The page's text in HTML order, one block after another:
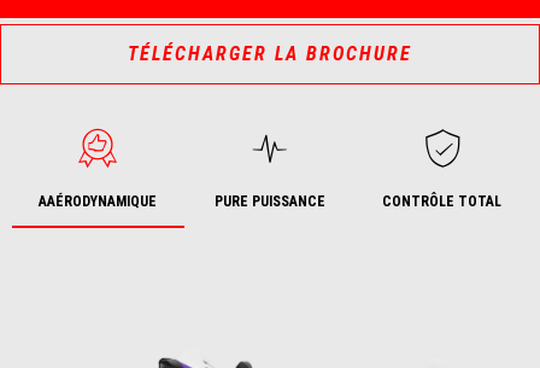
TÉLÉCHARGER LA BROCHURE
AAÉRODYNAMIQUE PURE PUISSANCE CONTRÔLE TOTAL